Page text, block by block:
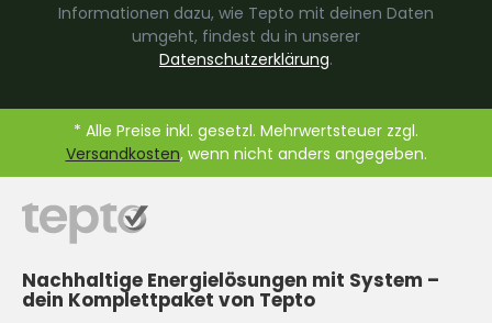
Informationen dazu, wie Tepto mit deinen Daten
umgeht, findest du in unserer
Datenschutzerklärung.
* Alle Preise inkl. gesetzl. Mehrwertsteuer zzgl.
Versandkosten, wenn nicht anders angegeben.
Nachhaltige Energielösungen mit System –
dein Komplettpaket von Tepto